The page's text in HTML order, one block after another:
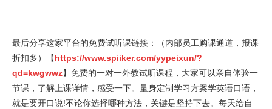
最后分享这家平台的免费试听课链接：（内部员工购课通道，报课
折扣多）【https://www.spiiker.com/yypeixun/?
qd=kwgwwz】免费的一对一外教试听课程，大家可以亲自体验一
节课，了解上课详情，感受一下。量身定制学习方案学英语口语，
就是要开口说!不论你选择哪种方法，关键是坚持下去。每天给自